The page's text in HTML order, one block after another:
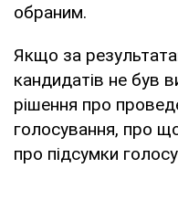
обраним.
Якщо за
кандидатів не був
рішення про
голосування, про
про підсумки